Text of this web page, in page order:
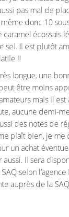
pas mal de
donc 10
caramel écossais
sel. Il est plutôt
!!
longue, une
être moins
mais il est
aucune demi-
des notes de
plaît bien, je me
un achat
Il sera
selon
auprès de la